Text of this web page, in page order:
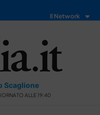
Il Network
Scaglione
ALLE 19:40